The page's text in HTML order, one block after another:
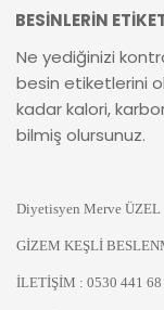
BESİNLERİN
Ne yediğinizi
besin etiketlerini
kadar kalori,
bilmiş olursunuz.
Diyetisyen Merve ÜZEL
GİZEM KEŞLİ
İLETİŞİM : 0530 441 68